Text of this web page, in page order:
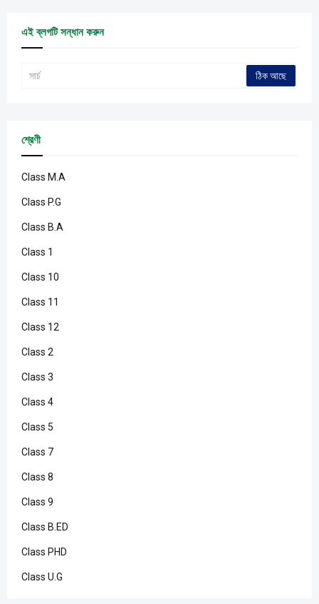
এই ব্লগটি সন্ধান করুন
শ্রেণী
Class M.A
Class P.G
Class B.A
Class 1
Class 10
Class 11
Class 12
Class 2
Class 3
Class 4
Class 5
Class 7
Class 8
Class 9
Class B.ED
Class PHD
Class U.G